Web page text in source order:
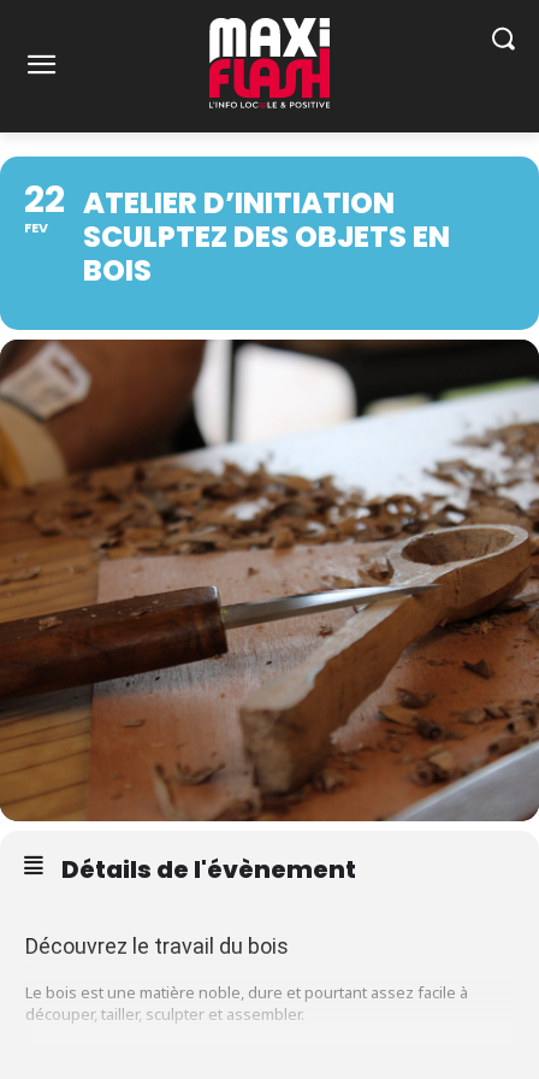
22
FEV
ATELIER D’INITIATION
SCULPTEZ DES OBJETS EN
BOIS
Détails de l'évènement
Découvrez le travail du bois
Le bois est une matière noble, dure et pourtant assez facile à
découper, tailler, sculpter et assembler.